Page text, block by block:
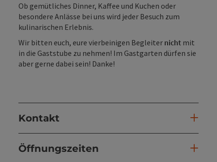
Ob gemütliches Dinner, Kaffee und Kuchen oder
besondere Anlässe bei uns wird jeder Besuch zum
kulinarischen Erlebnis.
Wir bitten euch, eure vierbeinigen Begleiter nicht mit
in die Gaststube zu nehmen! Im Gastgarten dürfen sie
aber gerne dabei sein! Danke!
Kontakt
Öffnungszeiten